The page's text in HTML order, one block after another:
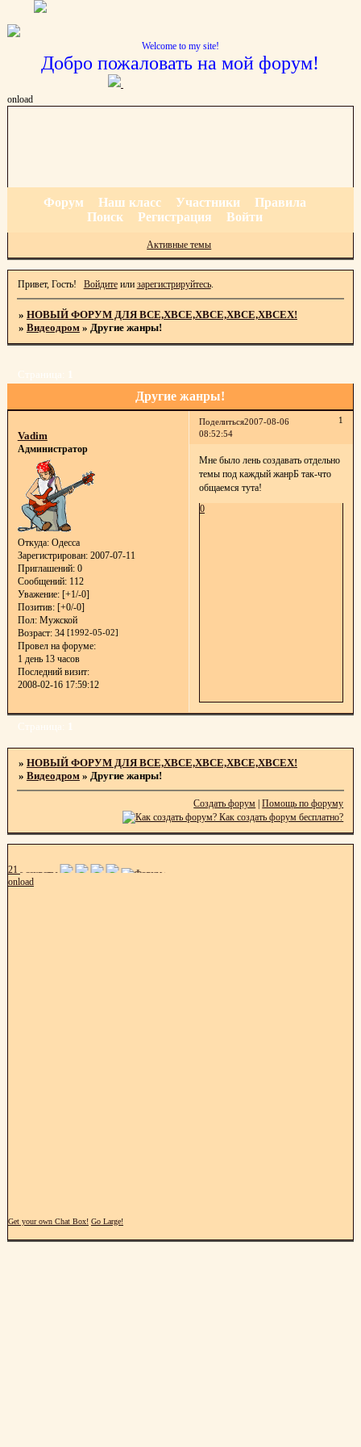
Welcome to my site!
Добро пожаловать на мой форум!
onload
Форум Наш класс Участники
Правила
Поиск
Регистрация Войти
Активные темы
Привет, Гость! Войдитеили зарегистрируйтесь.
» НОВЫЙ ФОРУМ ДЛЯ ВСЕ,ХВСЕ,ХВСЕ,ХВСЕ,ХВСЕХ!
» Видеодром » Другие жанры!
Другие жанры!
Страница: 1
Поделиться 1
2007-08-06
08:52:54
Vadim
Администратор
Откуда:Одесса
Зарегистрирован: 2007-07-11
Приглашений:0
Сообщений:112
Уважение: [+1/-0]
Позитив: [+0/-0]
Пол:Мужской
Возраст:34 [1992-05-02]
Провел на форуме:
1 день 13 часов
Последний визит:
2008-02-16 17:59:12
Мне было лень создавать отдельно
темы под каждый жанрБ так-что
общаемся тута!
0
Страница: 1
» НОВЫЙ ФОРУМ ДЛЯ ВСЕ,ХВСЕ,ХВСЕ,ХВСЕ,ХВСЕХ!
» Видеодром » Другие жанры!
Создать форум |Помощь по форуму
21
onload
Get your own Chat Box! Go Large!